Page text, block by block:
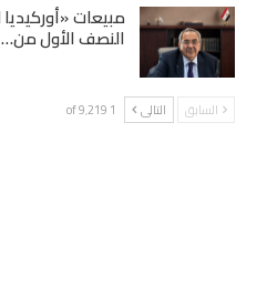
النصف الأول من…
السابق التالى 1 of 9٬219